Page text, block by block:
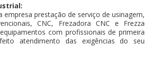
empresa prestação de serviço de usinagem,
CNC, Frezadora CNC e Frezza
com profissionais de primeira
atendimento das exigências do seu